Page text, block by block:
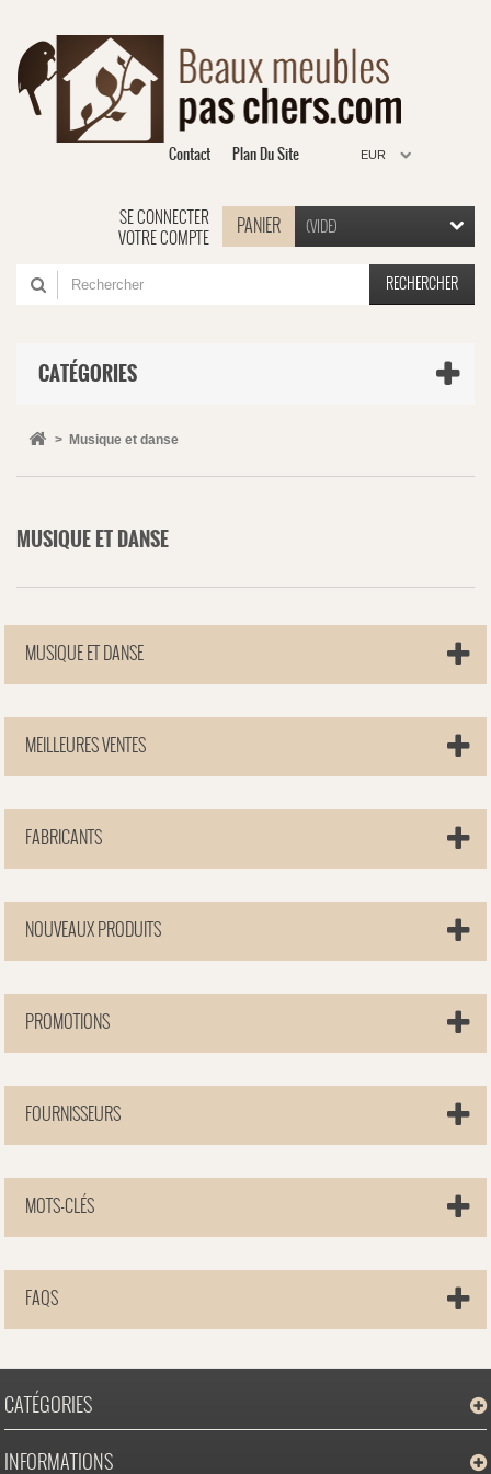
EUR
Contact Plan Du Site
PANIER (VIDE)
SE CONNECTER
VOTRE COMPTE
RECHERCHER
CATÉGORIES
> Musique et danse
MUSIQUE ET DANSE
MUSIQUE ET DANSE
MEILLEURES VENTES
FABRICANTS
NOUVEAUX PRODUITS
PROMOTIONS
FOURNISSEURS
MOTS-CLÉS
FAQS
CATÉGORIES
INFORMATIONS